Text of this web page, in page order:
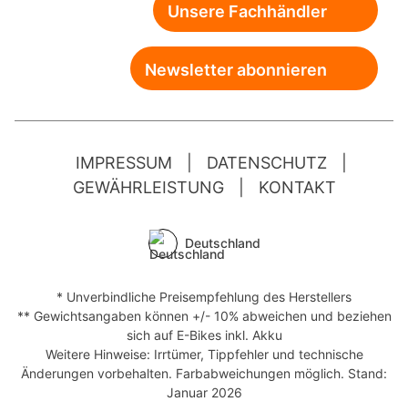
Unsere Fachhändler
Newsletter abonnieren
IMPRESSUM DATENSCHUTZ
GEWÄHRLEISTUNG
KONTAKT
Deutschland
* Unverbindliche Preisempfehlung des Herstellers
** Gewichtsangaben können +/- 10% abweichen und beziehen
sich auf E-Bikes inkl. Akku
Weitere Hinweise: Irrtümer, Tippfehler und technische
Änderungen vorbehalten. Farbabweichungen möglich. Stand:
Januar 2026